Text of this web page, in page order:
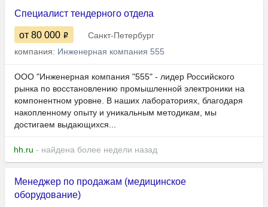
Специалист тендерного отдела
от 80 000
Санкт-Петербург
компания: Инженерная компания 555
ООО "Инженерная компания "555" - лидер Российского
рынка по восстановлению промышленной электроники на
компонентном уровне. В наших лабораториях, благодаря
накопленному опыту и уникальным методикам, мы
достигаем выдающихся...
hh.ru - найдена более недели назад
Менеджер по продажам (медицинское
оборудование)